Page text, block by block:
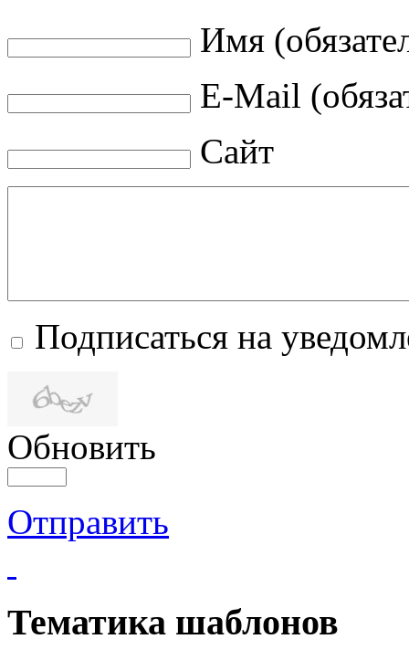
Имя
E-Mail
Сайт
Подписаться на
Обновить
Отправить
Тематика шаблонов